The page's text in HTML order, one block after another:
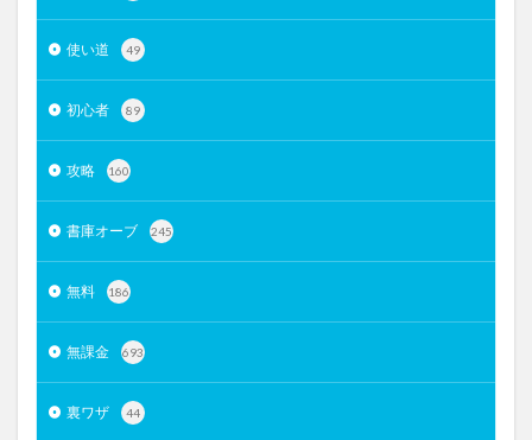
使い道 49
初心者 89
攻略 160
書庫オーブ 245
無料 186
無課金 693
裏ワザ 44